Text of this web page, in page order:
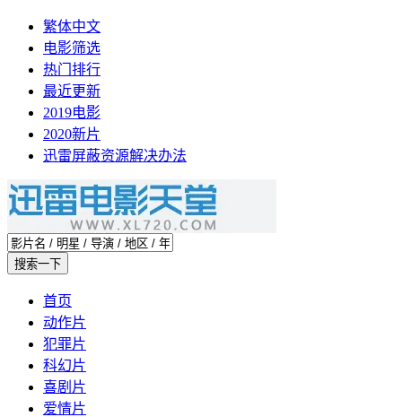
繁体中文
电影筛选
热门排行
最近更新
2019电影
2020新片
迅雷屏蔽资源解决办法
首页
动作片
犯罪片
科幻片
喜剧片
爱情片